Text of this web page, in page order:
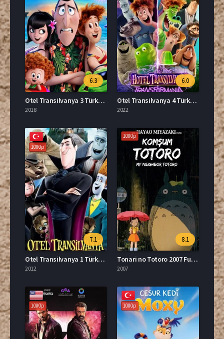
6.3
Otel Transilvanya 3 Türkçe Dublaj Full İzle
2018
6.0
Otel Transilvanya 4 Türkçe Dublaj Full İzle
2022
1080p
7.1
Otel Transilvanya 1 Türkçe Dublaj Full İzle
2012
1080p
8.1
Tonari no Totoro 2007 Full İzle
2007
1080p 1080p